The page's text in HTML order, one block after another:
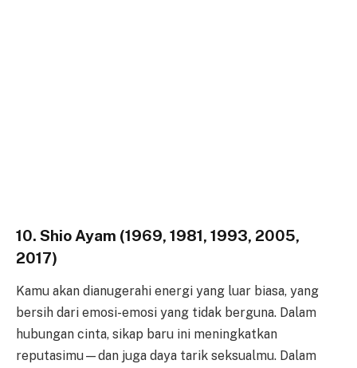
10. Shio Ayam (1969, 1981, 1993, 2005,
2017)
Kamu akan dianugerahi energi yang luar biasa, yang
bersih dari emosi-emosi yang tidak berguna. Dalam
hubungan cinta, sikap baru ini meningkatkan
reputasimu—dan juga daya tarik seksualmu. Dalam